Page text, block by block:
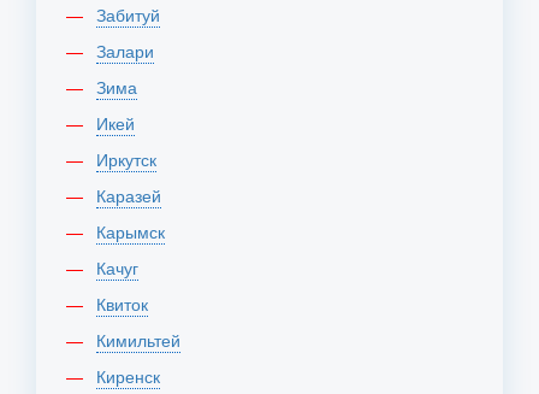
Забитуй
Залари
Зима
Икей
Иркутск
Каразей
Карымск
Качуг
Квиток
Кимильтей
Киренск